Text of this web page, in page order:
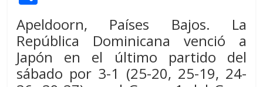
er s
A
p
di b
o
o
n
g
p
e
gr
a
m
a
g
e
o
m
p
ar
Apeldoorn, Países Bajos. La
República Dominicana venció a
Japón en el último partido del
sábado por 3-1 (25-20, 25-19, 24-